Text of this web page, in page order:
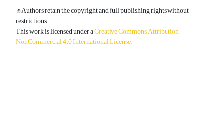
© Authors retain the copyright and full publishing rights without
restrictions.
This work is licensed under aCreative Commons Attribution-
NonCommercial 4.0 International License.